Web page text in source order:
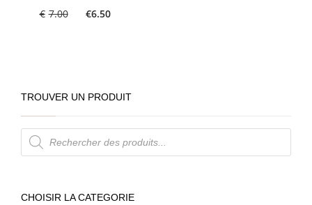
€ 7.00 €6.50
TROUVER UN PRODUIT
Recherche
de
produits
CHOISIR LA CATEGORIE